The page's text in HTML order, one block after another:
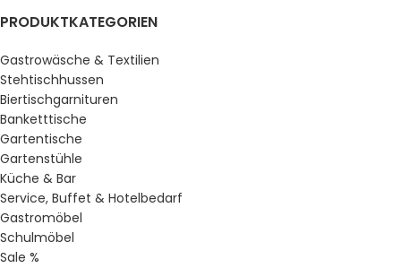
PRODUKTKATEGORIEN
Gastrowäsche & Textilien
Stehtischhussen
Biertischgarnituren
Banketttische
Gartentische
Gartenstühle
Küche & Bar
Service, Buffet & Hotelbedarf
Gastromöbel
Schulmöbel
Sale %